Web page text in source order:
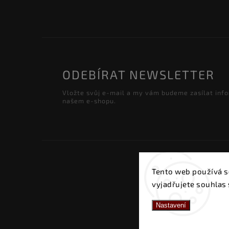
Tento web používá
vyjadřujete souhlas
Nastavení
ODEBÍRAT NEWSLETTER
Vložte svůj e-mail a my vám budeme zasílat
našem e-shopu.